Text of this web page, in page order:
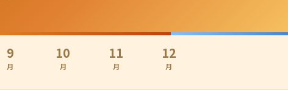
9
月
10
月
11
月
12
月